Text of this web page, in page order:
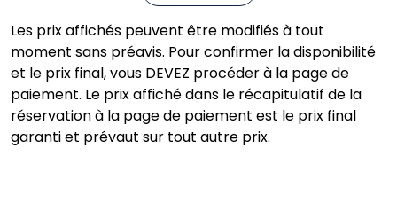
Les prix affichés peuvent être modifiés à tout
moment sans préavis. Pour confirmer la disponibilité
et le prix final, vous DEVEZ procéder à la page de
paiement. Le prix affiché dans le récapitulatif de la
réservation à la page de paiement est le prix final
garanti et prévaut sur tout autre prix.